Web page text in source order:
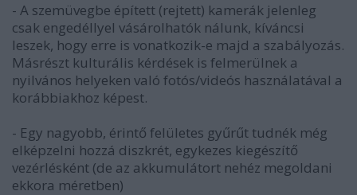
- A szemüvegbe épített (rejtett) kamerák jelenleg
csak engedéllyel vásárolhatók nálunk, kíváncsi
leszek, hogy erre is vonatkozik-e majd a szabályozás.
Másrészt kulturális kérdések is felmerülnek a
nyilvános helyeken való fotós/videós használatával a
korábbiakhoz képest.
- Egy nagyobb, érintő felületes gyűrűt tudnék még
elképzelni hozzá diszkrét, egykezes kiegészítő
vezérlésként (de az akkumulátort nehéz megoldani
ekkora méretben)